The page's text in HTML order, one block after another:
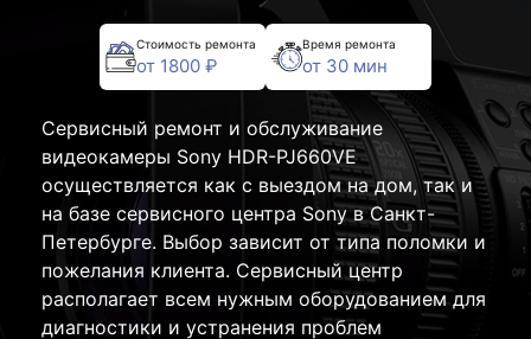
Стоимость ремонта
от 1800 ₽
Время ремонта
от 30 мин
Сервисный ремонт и обслуживание
видеокамеры Sony HDR-PJ660VE
осуществляется как с выездом на дом, так и
на базе сервисного центра Sony в Санкт-
Петербурге. Выбор зависит от типа поломки и
пожелания клиента. Сервисный центр
располагает всем нужным оборудованием для
диагностики и устранения проблем